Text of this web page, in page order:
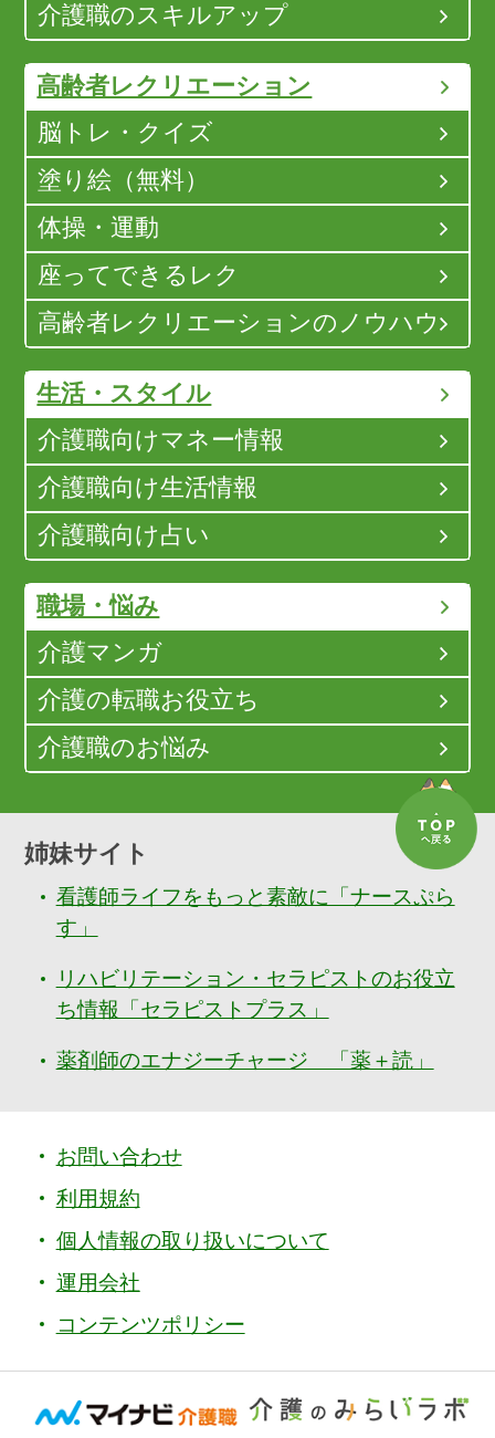
介護職のスキルアップ
高齢者レクリエーション
脳トレ・クイズ
塗り絵（無料）
体操・運動
座ってできるレク
高齢者レクリエーションのノウハウ
生活・スタイル
介護職向けマネー情報
介護職向け生活情報
介護職向け占い
職場・悩み
介護マンガ
介護の転職お役立ち
介護職のお悩み
姉妹サイト
看護師ライフをもっと素敵に「ナースぷら
す」
リハビリテーション・セラピストのお役立
ち情報「セラピストプラス」
薬剤師のエナジーチャージ 「薬＋読」
お問い合わせ
利用規約
個人情報の取り扱いについて
運用会社
コンテンツポリシー